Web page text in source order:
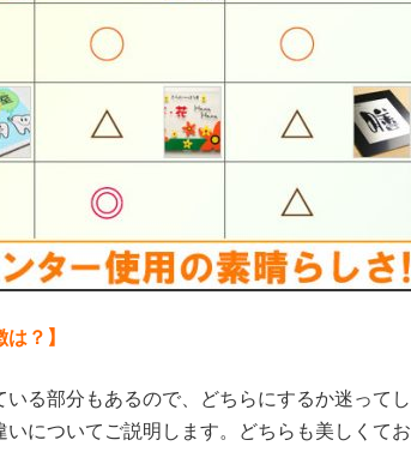
？】
る部分もあるので、どちらにするか迷ってし
についてご説明します。どちらも美しくてお